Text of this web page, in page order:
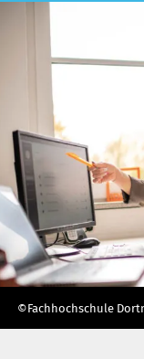
Themen
Mobilität
Energie
Partner
Unsere
ruhrvalley
Mediathek
©Fachhochschule